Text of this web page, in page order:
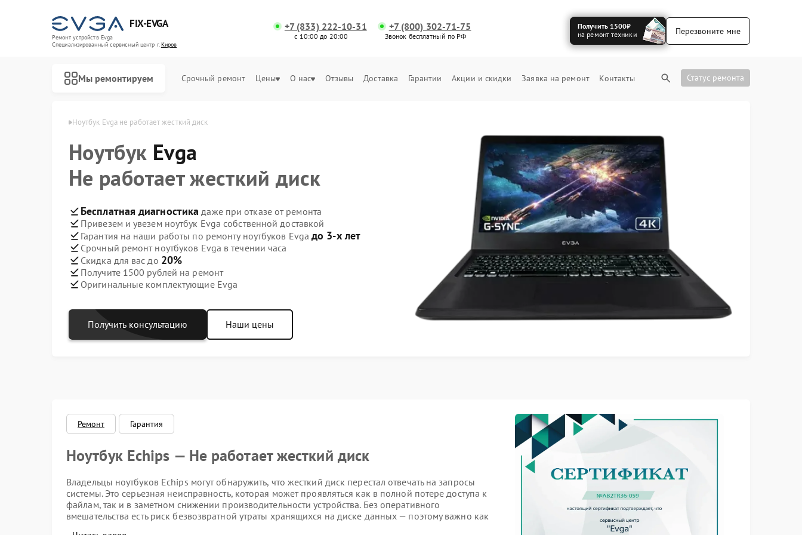
FIX-EVGA
Ремонт устройств Evga
Специализированный cервисный центр г.Киров
+7 (833) 222-10-31
с 10:00 до 20:00
+7 (800) 302-71-75
Звонок бесплатный по РФ
Получить 1500₽
на ремонт техники
Перезвоните мне
Мы ремонтируем Срочный ремонт Цены О нас Отзывы Доставка Гарантии Акции и скидки Заявка на ремонт Контакты Статус ремонта
Ноутбук Evga не работает жесткий диск
Ноутбук Evga
Не работает жесткий диск
Бесплатная диагностика даже при отказе от ремонта
Привезем и увезем ноутбук Evga собственной доставкой
Гарантия на наши работы по ремонту ноутбуков Evga до 3-х лет
Срочный ремонт ноутбуков Evga в течении часа
Скидка для вас до 20%
Получите 1500 рублей на ремонт
Оригинальные комплектующие Evga
Получить консультацию Наши цены
Ремонт Гарантия
Ноутбук Echips — Не работает жесткий диск
Владельцы ноутбуков Echips могут обнаружить, что жесткий диск перестал отвечать на запросы
системы. Это серьезная неисправность, которая может проявляться как в полной потере доступа к
файлам, так и в заметном снижении производительности устройства. Без оперативного
вмешательства есть риск безвозвратной утраты хранящихся на диске данных — поэтому важно как